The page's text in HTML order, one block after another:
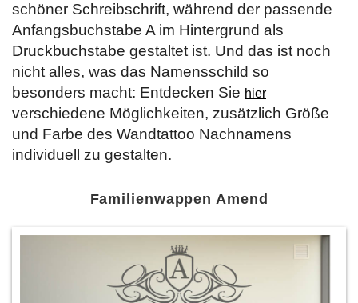
schöner Schreibschrift, während der passende
Anfangsbuchstabe A im Hintergrund als
Druckbuchstabe gestaltet ist. Und das ist noch
nicht alles, was das Namensschild so
besonders macht: Entdecken Sie hier
verschiedene Möglichkeiten, zusätzlich Größe
und Farbe des Wandtattoo Nachnamens
individuell zu gestalten.
Familienwappen Amend